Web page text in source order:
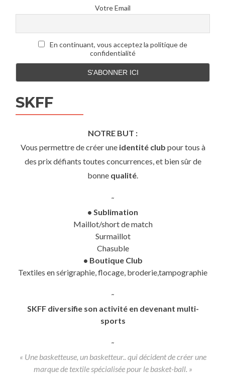
Votre Email
En continuant, vous acceptez la politique de
confidentialité
SKFF
NOTRE BUT :
Vous permettre de créer une identité club pour tous à
des prix défiants toutes concurrences, et bien sûr de
bonne qualité.
˜
• Sublimation
Maillot/short de match
Surmaillot
Chasuble
• Boutique Club
Textiles en sérigraphie, flocage, broderie,tampographie
˜
SKFF diversifie son activité en devenant multi-
sports
˜
« Une basketteuse, un basketteur.. qui décident de créer une
marque de textile spécialisée pour le basket-ball. »